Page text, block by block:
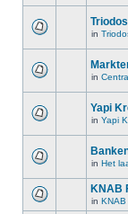
in
in
Yapi
in Yapi
in Het
KNAB
in KNAB